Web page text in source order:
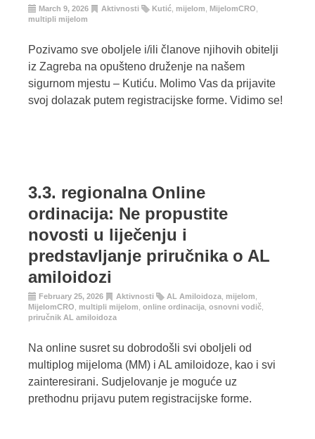
March 9, 2026 Aktivnosti Kutić mijelom MijelomCRO
multipli mijelom
Pozivamo sve oboljele i/ili članove njihovih obitelji
iz Zagreba na opušteno druženje na našem
sigurnom mjestu – Kutiću. Molimo Vas da prijavite
svoj dolazak putem registracijske forme. Vidimo se!
3.3. regionalna Online
ordinacija: Ne propustite
novosti u liječenju i
predstavljanje priručnika o AL
amiloidozi
February 25, 2026 Aktivnosti AL Amiloidoza mijelom
MijelomCRO
multipli mijelom online ordinacija osnovni vodič
priručnik AL amiloidoza
Na online susret su dobrodošli svi oboljeli od
multiplog mijeloma (MM) i AL amiloidoze, kao i svi
zainteresirani. Sudjelovanje je moguće uz
prethodnu prijavu putem registracijske forme.